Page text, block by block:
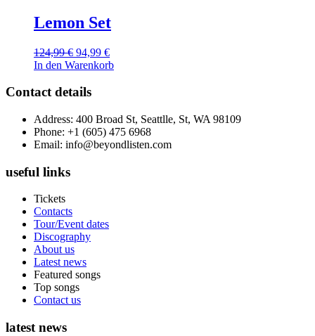
Lemon Set
124,99€ Ursprünglicher
Preis
124,99 €
94,99 €Aktueller
Preis
In den Warenkorb
Contact details
Address: 400 Broad St, Seattlle, St, WA 98109
Phone: +1 (605) 475 6968
Email: info@beyondlisten.com
useful links
Tickets
Contacts
Tour/Event dates
Discography
About us
Latest news
Featured songs
Top songs
Contact us
latest news